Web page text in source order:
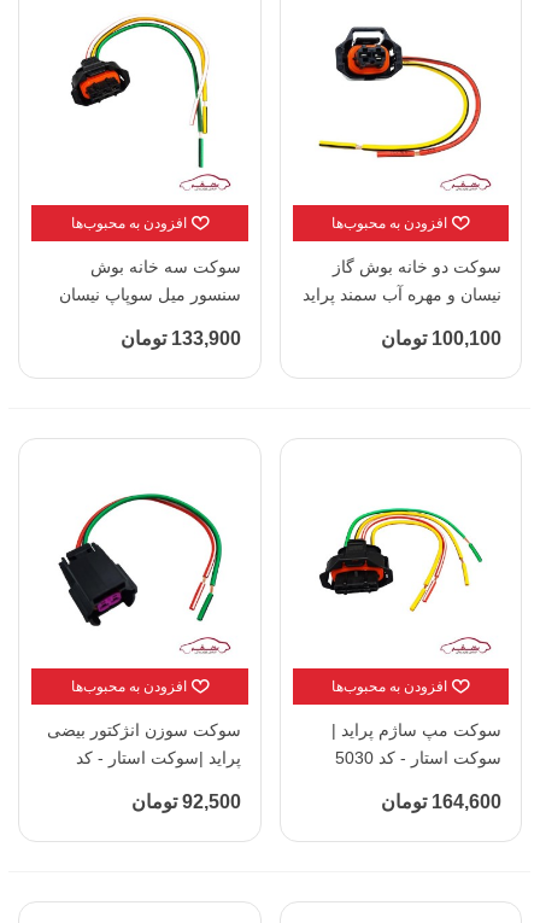
افزودن به محبوب‌ها
سوکت دو خانه بوش گاز
نیسان و مهره آب سمند پراید
100,100 تومان
افزودن به محبوب‌ها
سوکت سه خانه بوش
سنسور میل سوپاپ نیسان
5029
133,900 تومان
افزودن به محبوب‌ها
سوکت مپ ساژم پراید |
سوکت استار - کد 5030
164,600 تومان
افزودن به محبوب‌ها
سوکت سوزن انژکتور بیضی
پراید |سوکت استار - کد
92,500 تومان